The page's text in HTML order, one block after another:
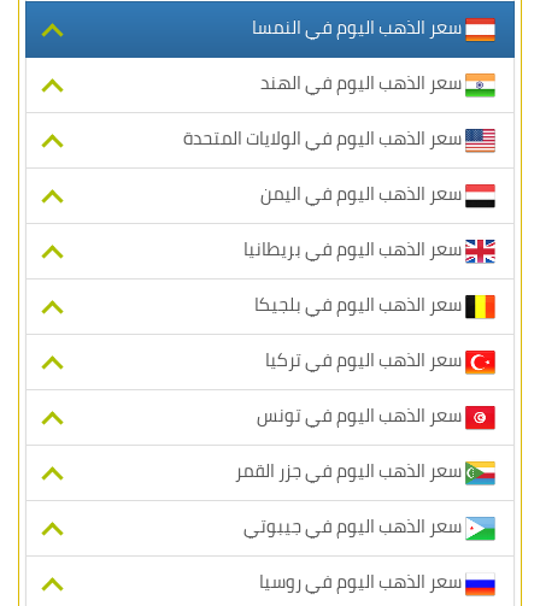
سعر الذهب اليوم في النمسا
سعر الذهب اليوم في الهند
سعر الذهب اليوم في الولايات المتحدة
سعر الذهب اليوم في اليمن
سعر الذهب اليوم في بريطانيا
سعر الذهب اليوم في بلجيكا
سعر الذهب اليوم في تركيا
سعر الذهب اليوم في تونس
سعر الذهب اليوم في جزر القمر
سعر الذهب اليوم في جيبوتي
سعر الذهب اليوم في روسيا